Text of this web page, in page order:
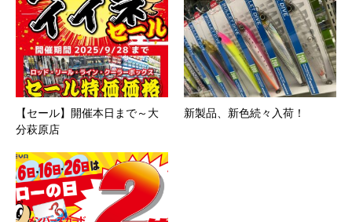
【セール】開催本日まで～大
分萩原店
新製品、新色続々入荷！